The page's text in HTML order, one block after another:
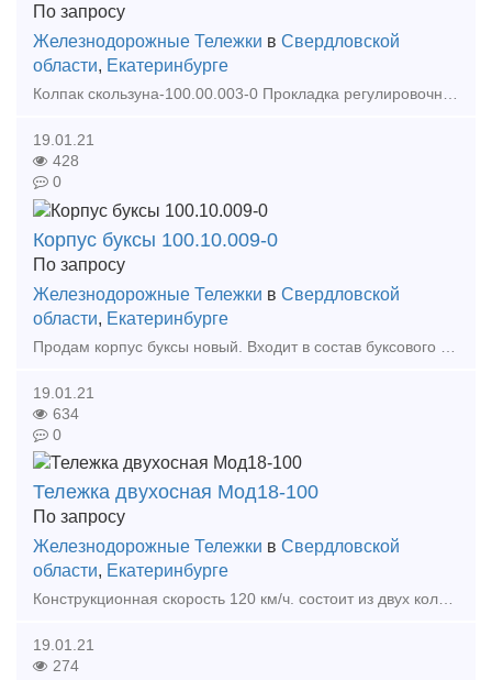
По запросу
Железнодорожные Тележки в Свердловской
области, Екатеринбурге
19.01.21
428
0
Корпус буксы 100.10.009-0
По запросу
Железнодорожные Тележки в Свердловской
области, Екатеринбурге
19.01.21
634
0
Тележка двухосная Мод18-100
По запросу
Железнодорожные Тележки в Свердловской
области, Екатеринбурге
Конструкционная скорость 120 км/ч. состоит из двух колёсных пар с четырьмя буксами, двух литых рам, двух комплектов центрального рессорного подвешивания, надрессорной балки и тормозной рыча
19.01.21
274